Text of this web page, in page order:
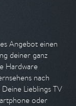
Angebot einen
deiner ganz
Hardware
nach
Lieblings TV
oder